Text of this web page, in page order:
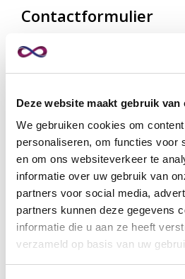
Deze website maakt gebruik van
We gebruiken cookies om
personaliseren, om functies voor
en om ons websiteverkeer te
informatie over uw gebruik van
partners voor social media,
partners kunnen deze gegevens
informatie die u aan ze heeft
verzameld op basis van uw
Contactformulier
Vul hier je gegevens in, dan
mogelijk contact met je op.
*
Telefoon*